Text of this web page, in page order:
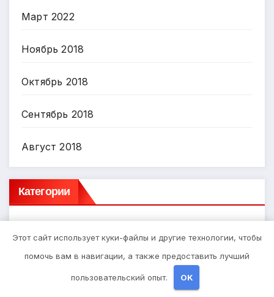
Март 2022
Ноябрь 2018
Октябрь 2018
Сентябрь 2018
Август 2018
Категории
Диеты
Этот сайт использует куки-файлы и другие технологии, чтобы
помочь вам в навигации, а также предоставить лучший
пользовательский опыт. OK